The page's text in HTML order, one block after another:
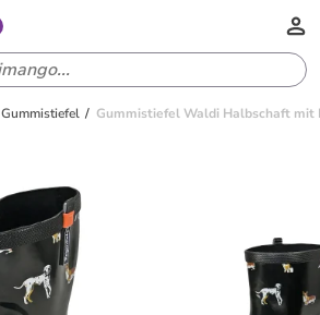
Gummistiefel Gummistiefel Waldi Halbschaft mit